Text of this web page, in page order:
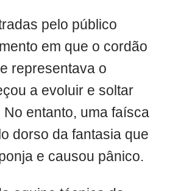
pelo público
em que o cordão
representava o
a evoluir e soltar
entanto, uma faísca
dorso da fantasia que
e causou pânico.